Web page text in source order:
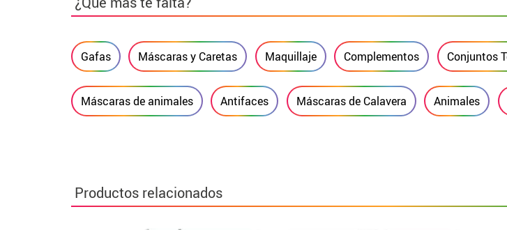
Gafas Máscaras y Caretas Maquillaje Complementos Conjuntos
Máscaras de animales Antifaces Máscaras de Calavera Animales
Productos relacionados